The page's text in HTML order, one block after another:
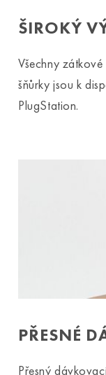
ŠIROKÝ
Všechny
šňůrky jsou k
PlugStation.
PŘESNÉ
Přesný